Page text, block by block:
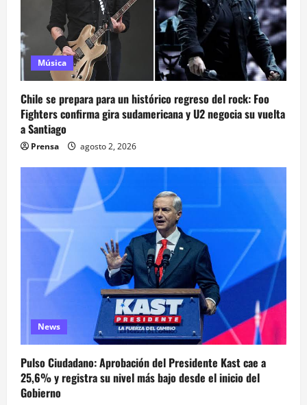
Música
Chile se prepara para un histórico regreso del rock: Foo
Fighters confirma gira sudamericana y U2 negocia su vuelta
a Santiago
Prensa agosto 2, 2026
News
Pulso Ciudadano: Aprobación del Presidente Kast cae a
25,6% y registra su nivel más bajo desde el inicio del
Gobierno